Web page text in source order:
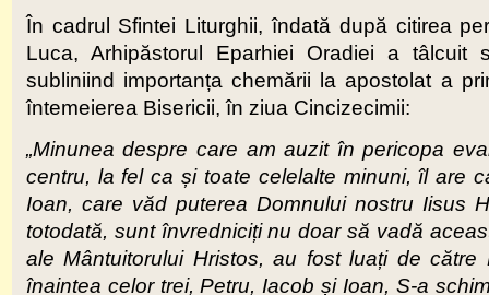
În cadrul Sfintei Liturghii, îndată după citirea
Luca, Arhipăstorul Eparhiei Oradiei a tâlcuit
subliniind importanța chemării la apostolat a
întemeierea Bisericii, în ziua Cincizecimii:
„Minunea despre care am auzit în pericopa
centru, la fel ca și toate celelalte minuni, îl are
Ioan, care văd puterea Domnului nostru Iisus
totodată, sunt învredniciți nu doar să vadă
ale Mântuitorului Hristos, au fost luați de
înaintea celor trei, Petru, Iacob și Ioan, S-a